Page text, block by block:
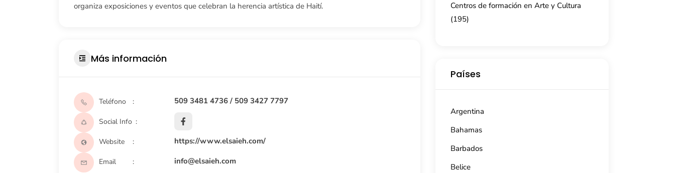
organiza exposiciones y eventos que celebran la herencia artística de Haití.
Más información
Teléfono 509 3481 4736 / 509 3427 7797
Social Info
Website https://www.elsaieh.com/
Email info@elsaieh.com
Centros de formación en Arte y Cultura
(195)
Países
Argentina
Bahamas
Barbados
Belice